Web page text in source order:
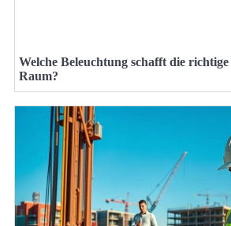
Welche Beleuchtung schafft die
Raum?